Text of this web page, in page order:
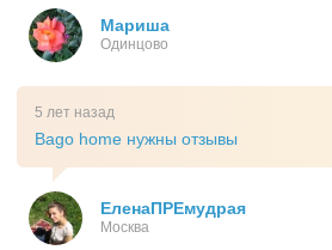
Мариша
Одинцово
5 лет назад
Bago home нужны отзывы
ЕленаПРЕмудрая
Москва